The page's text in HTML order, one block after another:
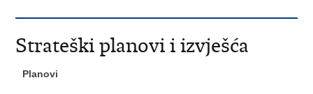
Strateški planovi i izvješća
Planovi